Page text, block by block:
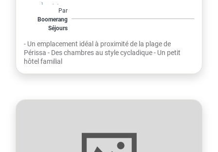
À partir de
435€
par personne
Par
Boomerang
Séjours
Grèce
MARY BILL 4*
- Un emplacement idéal à proximité de la plage de
Périssa - Des chambres au style cycladique - Un petit
hôtel familial